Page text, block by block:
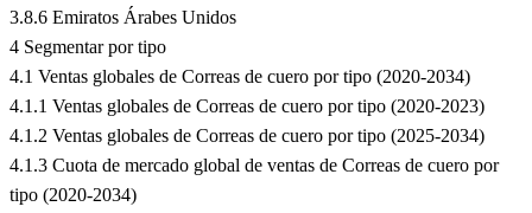
3.8.6 Emiratos Árabes Unidos
4 Segmentar por tipo
4.1 Ventas globales de Correas de cuero por tipo (2020-2034)
4.1.1 Ventas globales de Correas de cuero por tipo (2020-2023)
4.1.2 Ventas globales de Correas de cuero por tipo (2025-2034)
4.1.3 Cuota de mercado global de ventas de Correas de cuero por
tipo (2020-2034)